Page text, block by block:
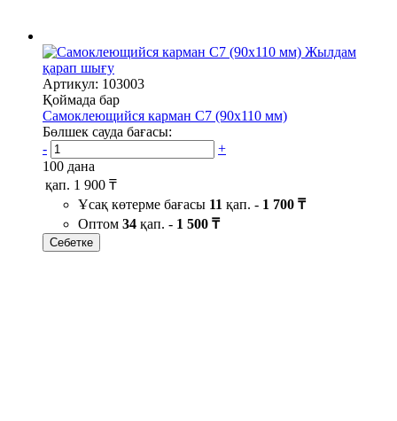
Жылдам
қарап шығу
Артикул: 103003
Қоймада бар
Самоклеющийся карман C7 (90х110 мм)
Бөлшек сауда бағасы:
-
+
100 дана
қап. 1 900 ₸
Ұсақ көтерме бағасы 11 қап. - 1 700 ₸
Оптом 34 қап. - 1 500 ₸
Себетке